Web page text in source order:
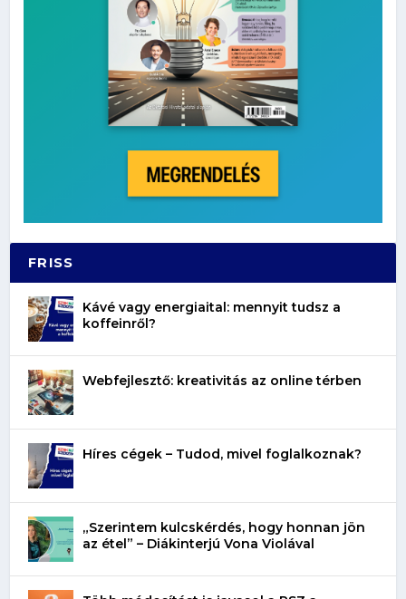
FRISS
Kávé vagy energiaital: mennyit tudsz a
koffeinről?
Webfejlesztő: kreativitás az online térben
Híres cégek – Tudod, mivel foglalkoznak?
„Szerintem kulcskérdés, hogy honnan jön
az étel” – Diákinterjú Vona Violával